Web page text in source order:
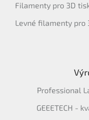
Filamenty pro 3D
Levné filamenty pro
Professional
GEEETECH -